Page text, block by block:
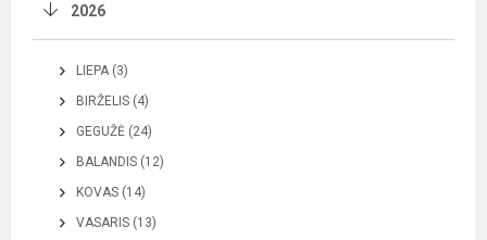
2026
LIEPA (3)
BIRŽELIS (4)
GEGUŽĖ (24)
BALANDIS (12)
KOVAS (14)
VASARIS (13)